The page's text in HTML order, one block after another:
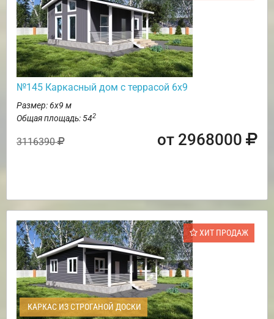
№145 Каркасный дом с террасой 6х9
Размер: 6х9 м
Общая площадь: 542
3116390 от 2968000
ХИТ ПРОДАЖ
КАРКАС ИЗ СТРОГАНОЙ ДОСКИ